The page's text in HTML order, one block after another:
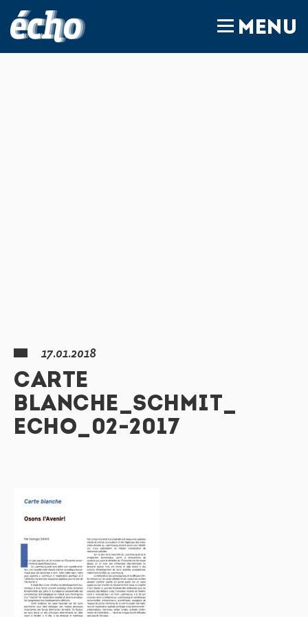
MENU
17.01.2018
CARTE
BLANCHE_SCHMIT_
ECHO_02-2017